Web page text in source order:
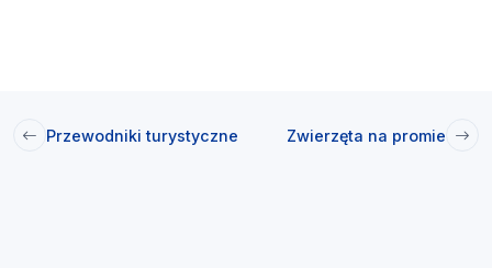
Przewodniki turystyczne Zwierzęta na promie